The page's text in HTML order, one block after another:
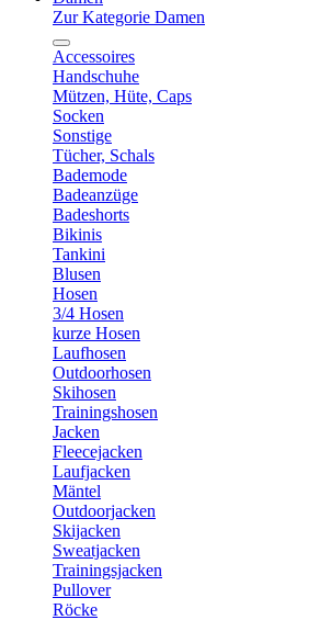
Zur Kategorie Damen
Accessoires
Handschuhe
Mützen, Hüte, Caps
Socken
Sonstige
Tücher, Schals
Bademode
Badeanzüge
Badeshorts
Bikinis
Tankini
Blusen
Hosen
3/4 Hosen
kurze Hosen
Laufhosen
Outdoorhosen
Skihosen
Trainingshosen
Jacken
Fleecejacken
Laufjacken
Mäntel
Outdoorjacken
Skijacken
Sweatjacken
Trainingsjacken
Pullover
Röcke